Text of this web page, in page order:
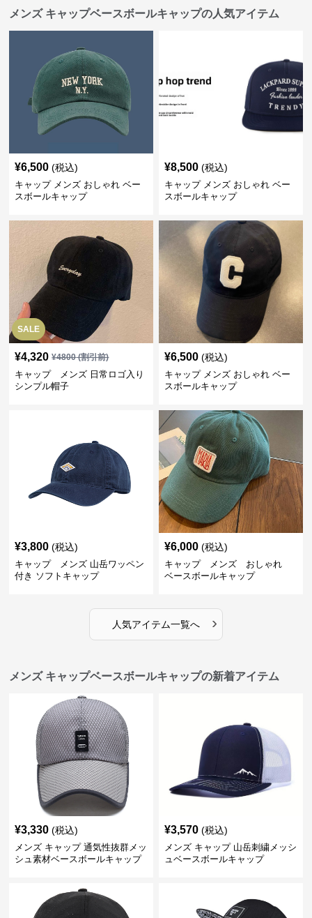
メンズ キャップベースボールキャップの人気アイテム
¥6,500 (税込)
キャップ メンズ おしゃれ ベー
スボールキャップ
¥8,500 (税込)
キャップ メンズ おしゃれ ベー
スボールキャップ
SALE
¥4,320 ¥4800(割引前)
キャップ メンズ 日常ロゴ入り
シンプル帽子
¥6,500 (税込)
キャップ メンズ おしゃれ ベー
スボールキャップ
¥3,800 (税込)
キャップ メンズ 山岳ワッペン
付き ソフトキャップ
¥6,000 (税込)
キャップ メンズ おしゃれ
ベースボールキャップ
人気アイテム一覧へ ›
メンズ キャップベースボールキャップの新着アイテム
¥3,330 (税込)
メンズ キャップ 通気性抜群メッ
シュ素材ベースボールキャップ
¥3,570 (税込)
メンズ キャップ 山岳刺繍メッシ
ュベースボールキャップ